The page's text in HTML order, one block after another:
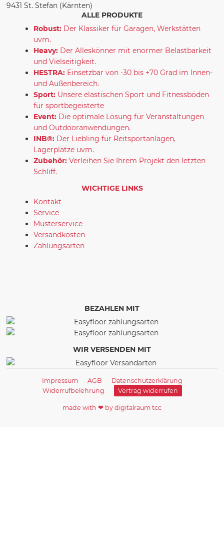
9431 St. Stefan (Kärnten)
ALLE PRODUKTE
Robust: Der Klassiker für Garagen, Werkstätten
uvm.
Heavy: Der Alleskönner mit enormer Belastbarkeit
und Vielseitigkeit.
HESTRA: Einsetzbar von -30 bis +70 Grad im Innen-
und Außenbereich.
Sport: Unsere elastischen Sport und Fitnessböden
für sportbegeisterte
Event: Die optimale Lösung für Veranstaltungen
und Outdooranwendungen.
INB®: Der Liebling für Reitsportanlagen,
Lagerplätze uvm.
Zubehör: Verleihen Sie Ihrem Projekt den letzten
Schliff.
WICHTIGE LINKS
Kontakt
Service
Musterservice
Versandkosten
Zahlungsarten
BEZAHLEN MIT
WIR VERSENDEN MIT
Impressum AGB
Datenschutzerklärung
Widerrufbelehrung
Vertrag widerrufen
made with ❤ by digitalraum tcc